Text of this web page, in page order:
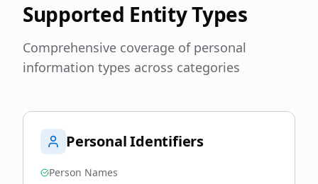
Supported Entity Types
Comprehensive coverage of personal
information types across categories
Personal Identifiers
Person Names